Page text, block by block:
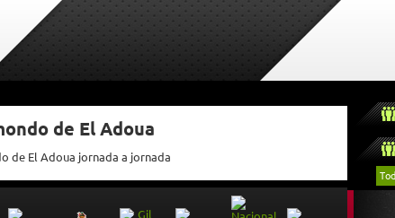
de El Adoua
de El Adoua jornada a jornada